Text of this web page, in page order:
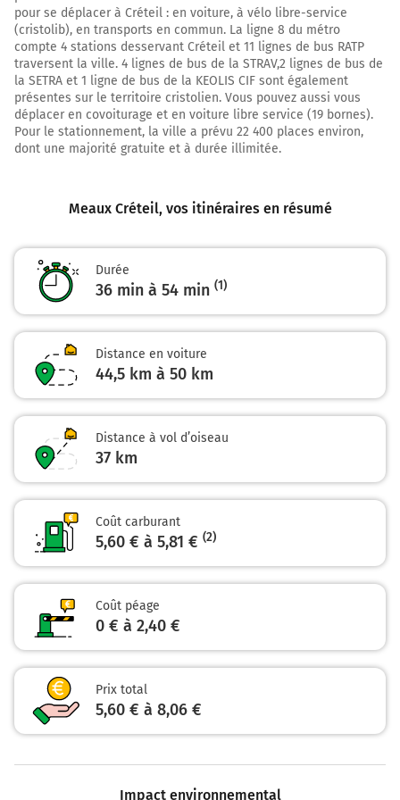
Coulommiers
Crécy-la-Chapelle
Quincy-Voisins
Prendre à droite et rejoindre A4. Continuer sur 450
mètres
Marne-la-Vallée
5,3 km
Prendre à gauche et rejoindre A140. Continuer sur 3
kilomètres
Paris
Marne-la-Vallée
5,8 km
Prendre à droite et rejoindre A4. Continuer sur 22
A4
E50
PARIS
Autoroute de l'Est
Payer 2,40 € (Péage Coutevroult)
8,8 km
pour se déplacer à Créteil : en voiture, à vélo libre-service
(cristolib), en transports en commun. La ligne 8 du métro
compte 4 stations desservant Créteil et 11 lignes de bus RATP
traversent la ville. 4 lignes de bus de la STRAV,2 lignes de bus de
la SETRA et 1 ligne de bus de la KEOLIS CIF sont également
présentes sur le territoire cristolien. Vous pouvez aussi vous
déplacer en covoiturage et en voiture libre service (19 bornes).
Pour le stationnement, la ville a prévu 22 400 places environ,
dont une majorité gratuite et à durée illimitée.
Meaux Créteil, vos itinéraires en résumé
Durée
36 min à 54 min (1)
Distance en voiture
44,5 km à 50 km
Distance à vol d’oiseau
37 km
Coût carburant
5,60 € à 5,81 € (2)
Coût péage
0 € à 2,40 €
Prix total
5,60 € à 8,06 €
Impact environnemental